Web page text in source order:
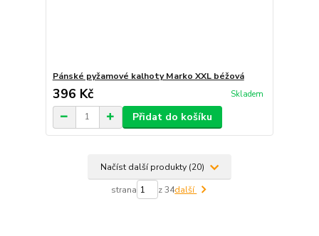
Pánské pyžamové kalhoty Marko XXL béžová
396 Kč Skladem
Přidat do košíku
Načíst další produkty (20)
strana z 34další